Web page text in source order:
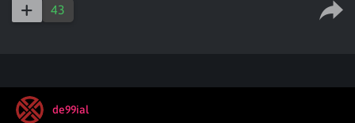
43
de99ial